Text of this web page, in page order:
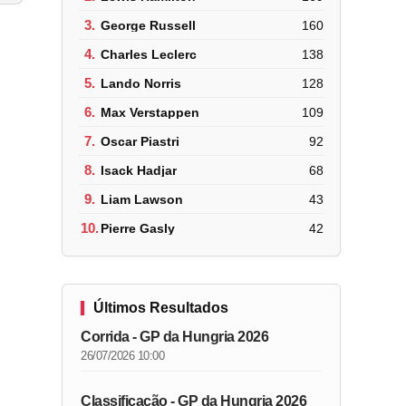
3. George Russell 160
4. Charles Leclerc 138
5. Lando Norris 128
6. Max Verstappen 109
7. Oscar Piastri 92
8. Isack Hadjar 68
9. Liam Lawson 43
10.Pierre Gasly 42
Últimos Resultados
Corrida - GP da Hungria 2026
26/07/2026 10:00
Classificação - GP da Hungria 2026